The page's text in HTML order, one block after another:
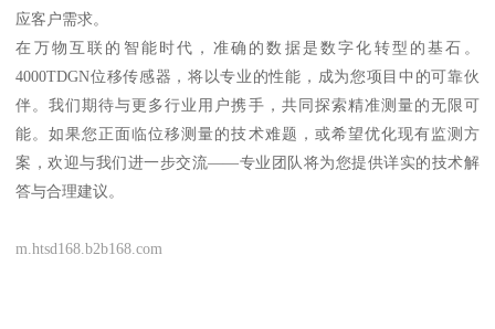
应客户需求。
在万物互联的智能时代，准确的数据是数字化转型的基石。
4000TDGN位移传感器，将以专业的性能，成为您项目中的可靠伙
伴。我们期待与更多行业用户携手，共同探索精准测量的无限可
能。如果您正面临位移测量的技术难题，或希望优化现有监测方
案，欢迎与我们进一步交流——专业团队将为您提供详实的技术解
答与合理建议。
m.htsd168.b2b168.com